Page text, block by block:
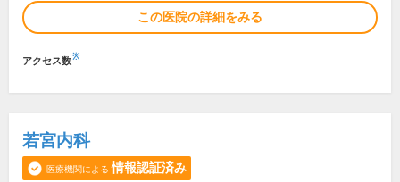
この医院の詳細をみる
アクセス数※
若宮内科
医療機関による 情報認証済み